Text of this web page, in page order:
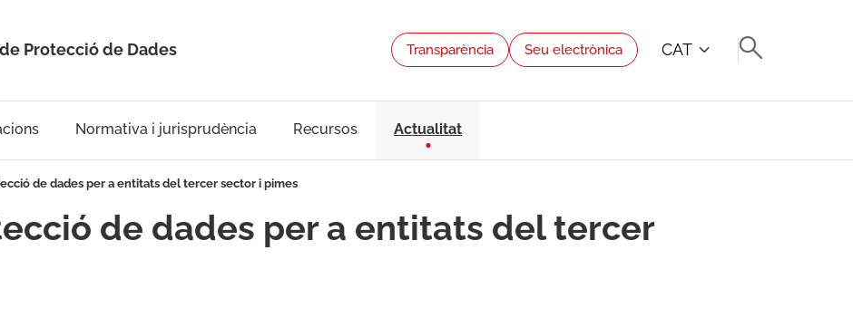
Protecció de Dades Transparència Seu electrònica CAT
Normativa i jurisprudència Recursos Actualitat
de dades per a entitats del tercer sector i pimes
de dades per a entitats del tercer